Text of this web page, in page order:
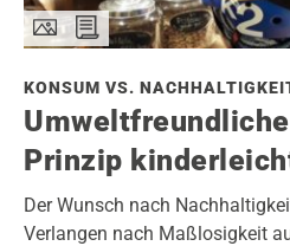
KONSUM VS.
Prinzip
Der Wunsch nach
Verlangen nach Maßlosigkeit